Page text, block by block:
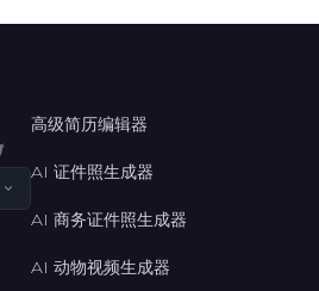
高级简历编辑器
AI 证件照生成器
AI 商务证件照生成器
AI 动物视频生成器